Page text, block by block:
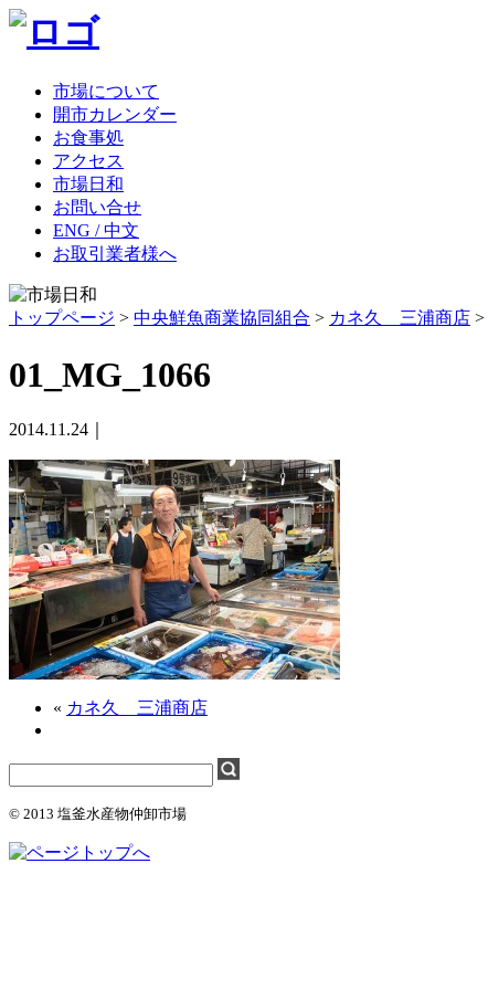
市場について
開市カレンダー
お食事処
アクセス
市場日和
お問い合せ
ENG / 中文
お取引業者様へ
トップページ > 中央鮮魚商業協同組合 > カネ久 三浦商店 >
01_MG_1066
2014.11.24｜
« カネ久 三浦商店
© 2013 塩釜水産物仲卸市場